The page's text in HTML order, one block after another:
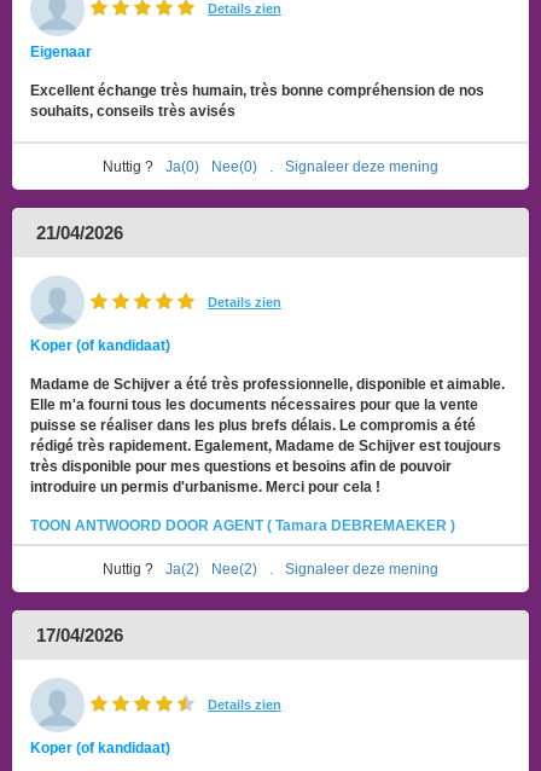
Details zien
Eigenaar
Excellent échange très humain, très bonne compréhension de nos
souhaits, conseils très avisés
Nuttig ? Ja(0) Nee(0) Signaleer deze mening
21/04/2026
Details zien
Koper (of kandidaat)
Madame de Schijver a été très professionnelle, disponible et aimable.
Elle m'a fourni tous les documents nécessaires pour que la vente
puisse se réaliser dans les plus brefs délais. Le compromis a été
rédigé très rapidement. Egalement, Madame de Schijver est toujours
très disponible pour mes questions et besoins afin de pouvoir
introduire un permis d'urbanisme. Merci pour cela !
TOON ANTWOORD DOOR AGENT ( Tamara DEBREMAEKER )
Nuttig ? Ja(2) Nee(2) Signaleer deze mening
17/04/2026
Details zien
Koper (of kandidaat)